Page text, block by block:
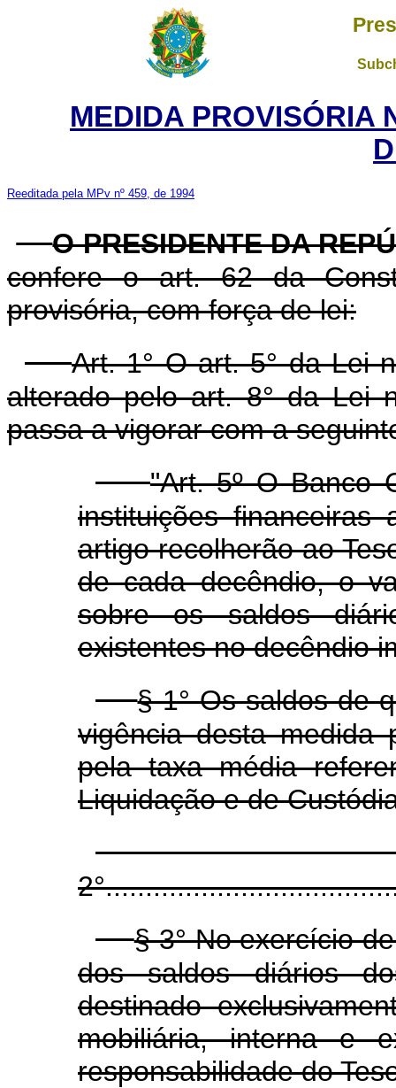
MEDIDA PROVISÓRIA
Reeditada pela MPv nº 459, de 1994
O PRESIDENTE DA
confere o art. 62 da
provisória, com força de lei:
Art. 1° O art. 5° da Lei
alterado pelo art. 8° da Lei
passa a vigorar com a
"Art. 5º O Banco
instituições
artigo recolherão ao
de cada decêndio, o
sobre os saldos
existentes no decêndio
§ 1° Os saldos de
vigência desta medida
pela taxa média
Liquidação e de
§ 3° No exercício
dos saldos diários
destinado
mobiliária, interna e
responsabilidade do